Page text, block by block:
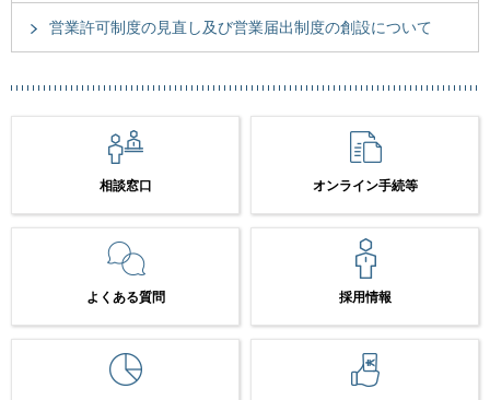
営業許可制度の見直し及び営業届出制度の創設について
相談窓口 オンライン手続等
よくある質問 採用情報